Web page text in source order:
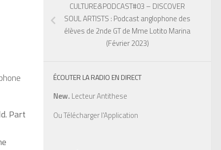
Part
CULTURE&PODCAST#03 – DISCOVER
SOUL ARTISTS : Podcast anglophone des
élèves de 2nde GT de Mme Lotito Marina
(Février 2023)
ÉCOUTER LA RADIO EN DIRECT
New. Lecteur Antithese
OuTélécharger l'Application